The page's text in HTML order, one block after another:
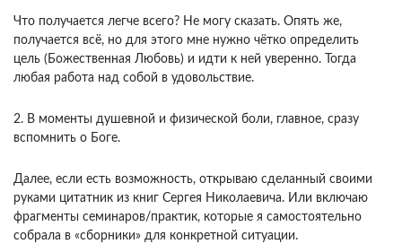
Что получается легче всего? Не могу сказать. Опять же,
получается всё, но для этого мне нужно чётко определить
цель (Божественная Любовь) и идти к ней уверенно. Тогда
любая работа над собой в удовольствие.
2. В моменты душевной и физической боли, главное, сразу
вспомнить о Боге.
Далее, если есть возможность, открываю сделанный своими
руками цитатник из книг Сергея Николаевича. Или включаю
фрагменты семинаров/практик, которые я самостоятельно
собрала в «сборники» для конкретной ситуации.